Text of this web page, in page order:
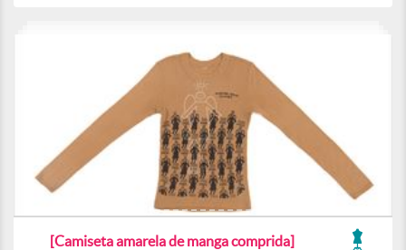
[Camiseta amarela de manga comprida]